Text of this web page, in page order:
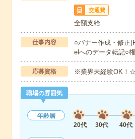
交通費
全額支給
仕事内容
○バナー作成・修正
elへのデータ転記○
応募資格 ※業界未経験OK！
職場の雰囲気
年齢層
20代
30代 40代